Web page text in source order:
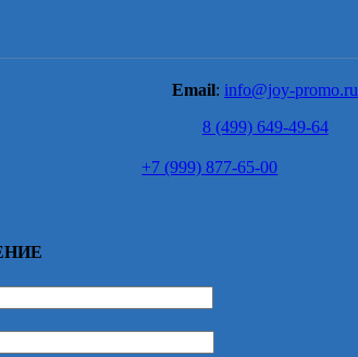
Email: info@joy-promo.ru
8 (499) 649-49-64
+7 (999) 877-65-00